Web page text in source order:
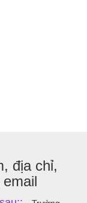
địa chỉ,